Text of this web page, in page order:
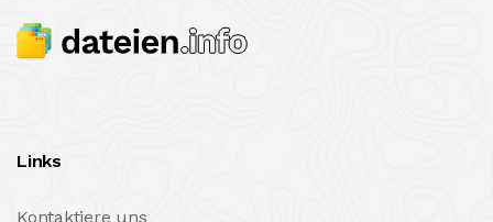
Links
Kontaktiere uns